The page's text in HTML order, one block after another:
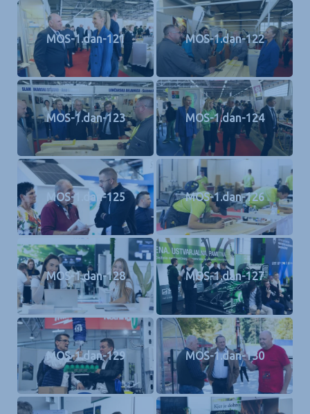
MOS-1.dan-121 MOS-1.dan-122
MOS-1.dan-123 MOS-1.dan-124
MOS-1.dan-125 MOS-1.dan-126
MOS-1.dan-128 MOS-1.dan-127
MOS-1.dan-129 MOS-1.dan-130